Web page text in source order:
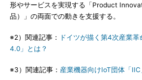
形やサービスを実現する「Product
品）」の両面での動きを支援する。
※2）関連記事：
ドイツが描く第4次産業
4.0」とは？
※3）関連記事： 産業機器向けIoT団体「